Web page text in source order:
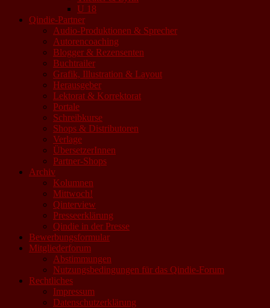
U 18
Qindie-Partner
Audio-Produktionen & Sprecher
Autorencoaching
Blogger & Rezensenten
Buchtrailer
Grafik, Illustration & Layout
Herausgeber
Lektorat & Korrektorat
Portale
Schreibkurse
Shops & Distributoren
Verlage
ÜbersetzerInnen
Partner-Shops
Archiv
Kolumnen
Mittwoch!
Qinterview
Presseerklärung
Qindie in der Presse
Bewerbungsformular
Mitgliederforum
Abstimmungen
Nutzungsbedingungen für das Qindie-Forum
Rechtliches
Impressum
Datenschutzerklärung